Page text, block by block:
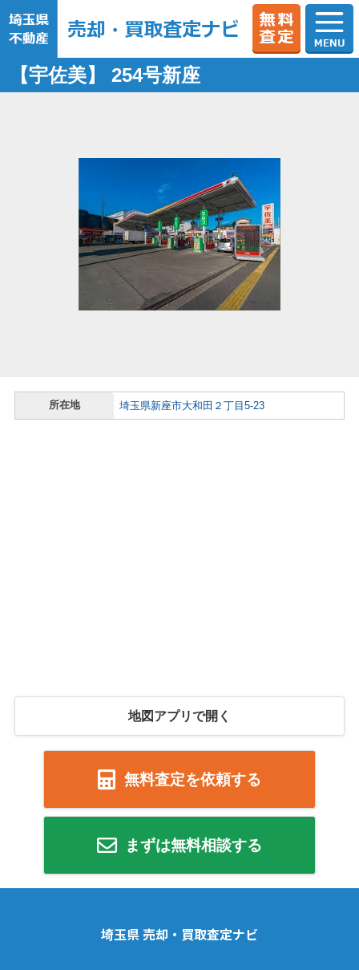
【宇佐美】 254号新座
所在地 埼玉県新座市大和田２丁目5-23
地図アプリで開く
無料査定を依頼する
まずは無料相談する
埼玉県 売却・買取査定ナビ